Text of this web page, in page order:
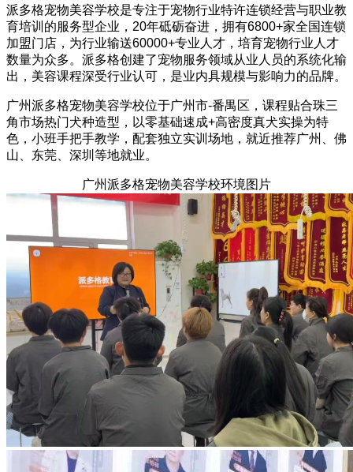
派多格宠物美容学校是专注于宠物行业特许连锁经营与职业教
育培训的服务型企业，20年砥砺奋进，拥有6800+家全国连锁
加盟门店，为行业输送60000+专业人才，培育宠物行业人才
数量为众多。派多格创建了宠物服务领域从业人员的系统化输
出，美容课程深受行业认可，是业内具规模与影响力的品牌。
广州派多格宠物美容学校位于广州市-番禺区，课程贴合珠三
角市场热门犬种造型，以零基础速成+高密度真犬实操为特
色，小班手把手教学，配套独立实训场地，就近推荐广州、佛
山、东莞、深圳等地就业。
广州派多格宠物美容学校环境图片